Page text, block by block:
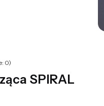
0)
SPIRAL